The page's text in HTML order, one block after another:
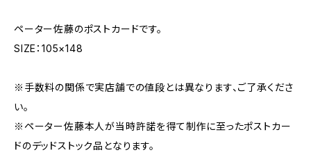
ペーター佐藤のポストカードです。
SIZE：105×148
※手数料の関係で実店舗での値段とは異なります、ご了承くださ
い。
※ペーター佐藤本人が当時許諾を得て制作に至ったポストカー
ドのデッドストック品となります。